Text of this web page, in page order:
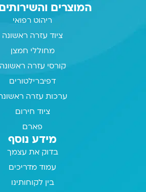
המוצרים
ריהוט רפואי
ציוד עזרה ראשונה
מחוללי חמצן
קורסי עזרה ראשונה
דפיברילטורים
ערכות עזרה
ציוד חירום
פארם
מידע נוסף
בדוק את עצמך
עמוד מדריכים
בין לקוחותינו